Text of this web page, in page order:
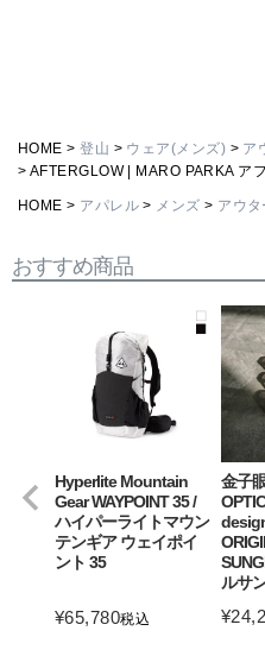
HOME 登山 ウェア(メンズ)
ア
AFTERGLOW | MARO PARKA ア
HOME アパレル メンズ アウタ
おすすめ商品
Hyperlite Mountain
Gear WAYPOINT 35 /
ハイパーライトマウン
テンギア ウェイポイ
ント 35
¥65,780税込
金子
ルサ
¥